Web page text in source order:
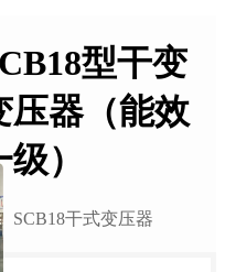
型干变
压器（能效
）
SCB18干式变压器